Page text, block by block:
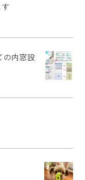
の内窓設